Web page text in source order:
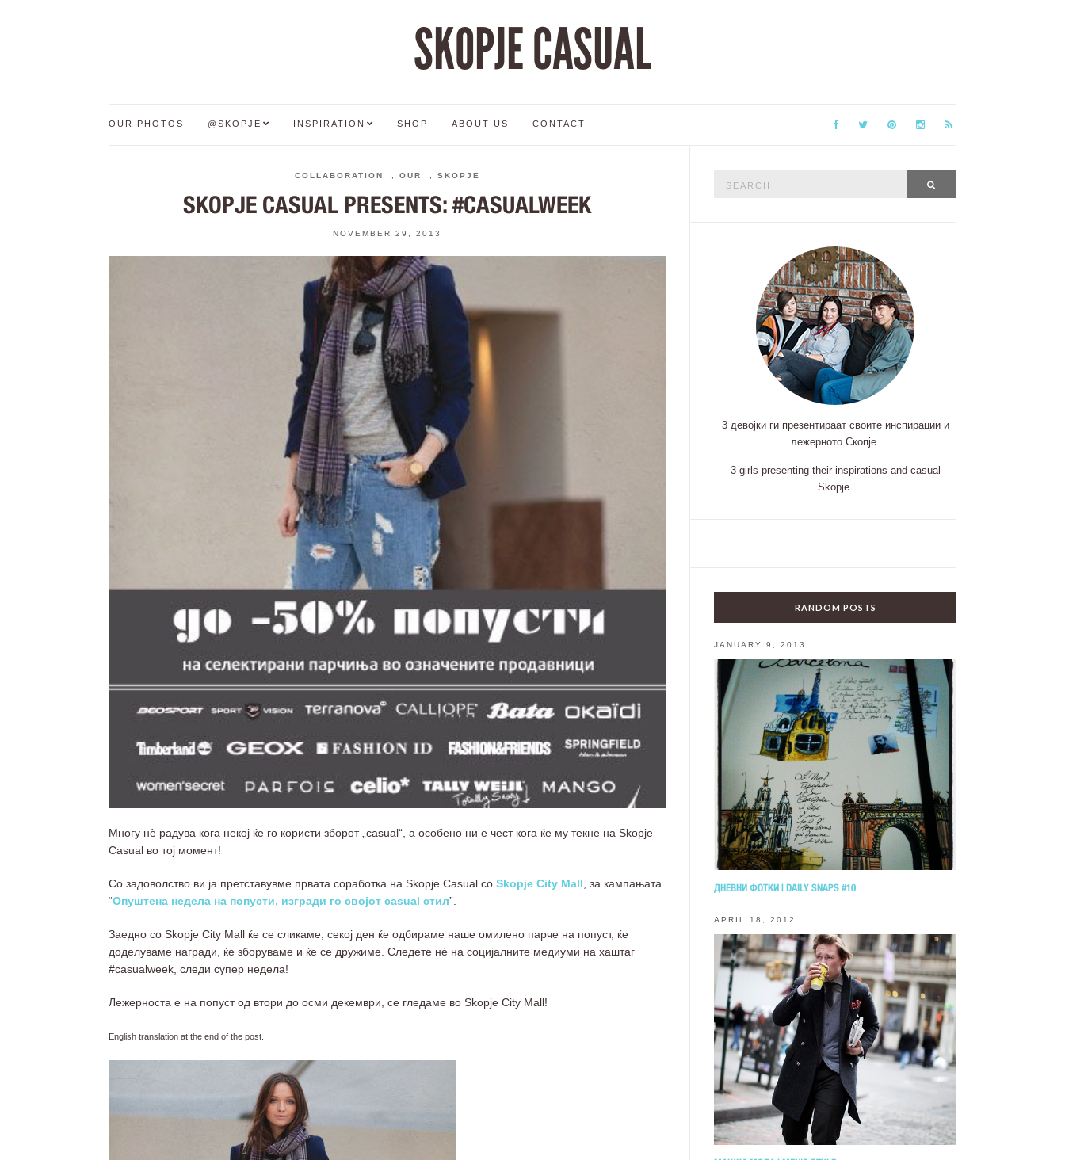
SKOPJE CASUAL
OUR PHOTOS @SKOPJE INSPIRATION SHOP ABOUT US CONTACT
COLLABORATION OUR SKOPJE
SKOPJE CASUAL PRESENTS: #CASUALWEEK
NOVEMBER 29, 2013
Многу нѐ радува кога некој ќе го користи зборот „casual“, а особено ни е чест кога ќе му текне на Skopje
Casual во тој момент!
Со задоволство ви ја претставувме првата соработка на Skopje Casual со Skopje City Mall , за кампањата
“Опуштена недела на попусти, изгради го својот casual стил”.
Заедно со Skopje City Mall ќе се сликаме, секој ден ќе одбираме наше омилено парче на попуст, ќе
доделуваме награди, ќе зборуваме и ќе се дружиме. Следете нѐ на социјалните медиуми на хаштаг
#casualweek, следи супер недела!
Лежерноста е на попуст од втори до осми декември, се гледаме во Skopje City Mall!
English translation at the end of the post.
3 девојки ги презентираат своите инспирации и
лежерното Скопје.
3 girls presenting their inspirations and casual
Skopje.
RANDOM POSTS
JANUARY 9, 2013
ДНЕВНИ ФОТКИ | DAILY SNAPS #10
APRIL 18, 2012